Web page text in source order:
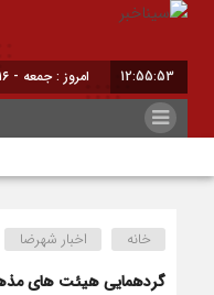
12:55:53 امروز : جمعه - ۱۶ مرداد - ۱۴۰۵
خانه اخبار شهرضا
گردهمایی هیئت های